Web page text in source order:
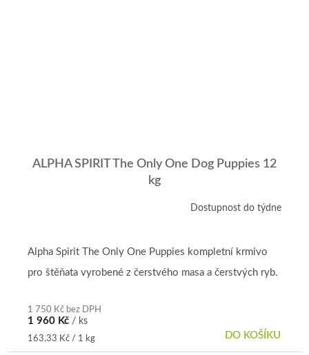
ALPHA SPIRIT The Only One Dog Puppies 12
kg
Dostupnost do týdne
1 750 Kč bez DPH
1 960 Kč / ks
Měrná
cena:
163,33 Kč / 1 kg DO KOŠÍKU
Alpha Spirit The Only One Puppies kompletní krmivo
pro štěňata vyrobené z čerstvého masa a čerstvých ryb.